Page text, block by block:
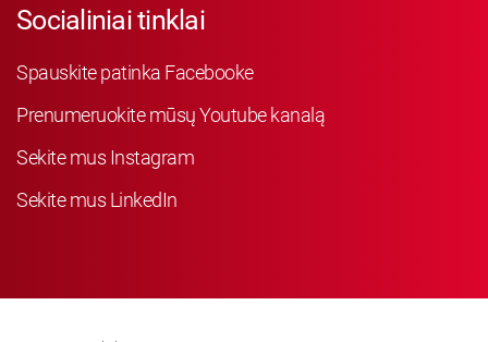
Socialiniai tinklai
Spauskite patinka Facebooke
Prenumeruokite mūsų Youtube kanalą
Sekite mus Instagram
Sekite mus LinkedIn